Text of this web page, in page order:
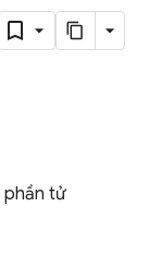
phần tử